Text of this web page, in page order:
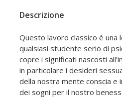
Descrizione
Questo lavoro classico è
qualsiasi studente serio di
copre i significati nascosti
in particolare i desideri
della nostra mente conscia e
dei sogni per il nostro